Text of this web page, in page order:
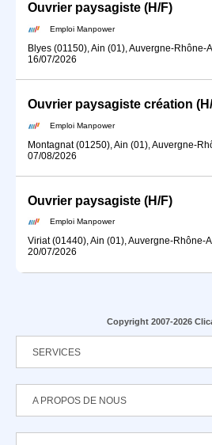
Ouvrier paysagiste (H/F)
Emploi Manpower
Blyes (01150), Ain (01), Auvergne-Rhône-
16/07/2026
Ouvrier paysagiste création
Emploi Manpower
Montagnat (01250), Ain (01), Auvergne-
07/08/2026
Ouvrier paysagiste (H/F)
Emploi Manpower
Viriat (01440), Ain (01), Auvergne-Rhône-
20/07/2026
Copyright 2007-2026
SERVICES
A PROPOS DE NOUS